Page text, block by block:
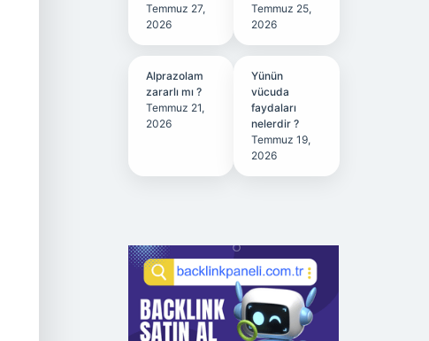
Temmuz 27,
2026
Temmuz 25,
2026
Alprazolam
zararlı mı ?
Temmuz 21,
2026
Yünün
vücuda
faydaları
nelerdir ?
Temmuz 19,
2026